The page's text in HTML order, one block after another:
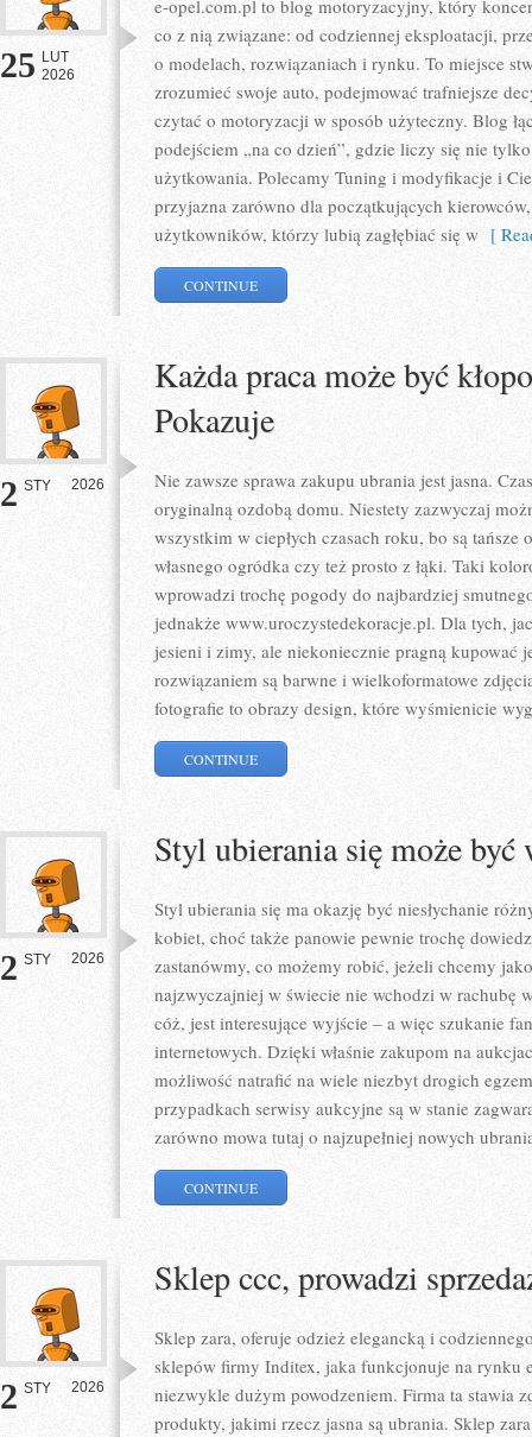
25 LUT
2026
e-opel.com.pl to blog motoryzacyjny, który
co z nią związane: od codziennej eksploatacji,
o modelach, rozwiązaniach i rynku. To miejsce
zrozumieć swoje auto, podejmować trafniejsze
czytać o motoryzacji w sposób użyteczny. Blog
podejściem „na co dzień”, gdzie liczy się nie
użytkowania. Polecamy Tuning i modyfikacje i
przyjazna zarówno dla początkujących
użytkowników, którzy lubią zagłębiać się w [
CONTINUE
2 STY 2026
Każda praca może być
Pokazuje
Nie zawsze sprawa zakupu ubrania jest jasna.
oryginalną ozdobą domu. Niestety zazwyczaj
wszystkim w ciepłych czasach roku, bo są tańsze
własnego ogródka czy też prosto z łąki. Taki
wprowadzi trochę pogody do najbardziej
jednakże www.uroczystedekoracje.pl. Dla tych,
jesieni i zimy, ale niekoniecznie pragną kupować
rozwiązaniem są barwne i wielkoformatowe
fotografie to obrazy design, które wyśmienicie
CONTINUE
2 STY 2026
Styl ubierania się może
Styl ubierania się ma okazję być niesłychanie
kobiet, choć także panowie pewnie trochę
zastanówmy, co możemy robić, jeżeli chcemy
najzwyczajniej w świecie nie wchodzi w rachubę
cóż, jest interesujące wyjście – a więc szukanie
internetowych. Dzięki właśnie zakupom na
możliwość natrafić na wiele niezbyt drogich
przypadkach serwisy aukcyjne są w stanie
zarówno mowa tutaj o najzupełniej nowych
CONTINUE
2 STY 2026
Sklep ccc, prowadzi
Sklep zara, oferuje odzież elegancką i
sklepów firmy Inditex, jaka funkcjonuje na rynku
niezwykle dużym powodzeniem. Firma ta stawia
produkty, jakimi rzecz jasna są ubrania. Sklep